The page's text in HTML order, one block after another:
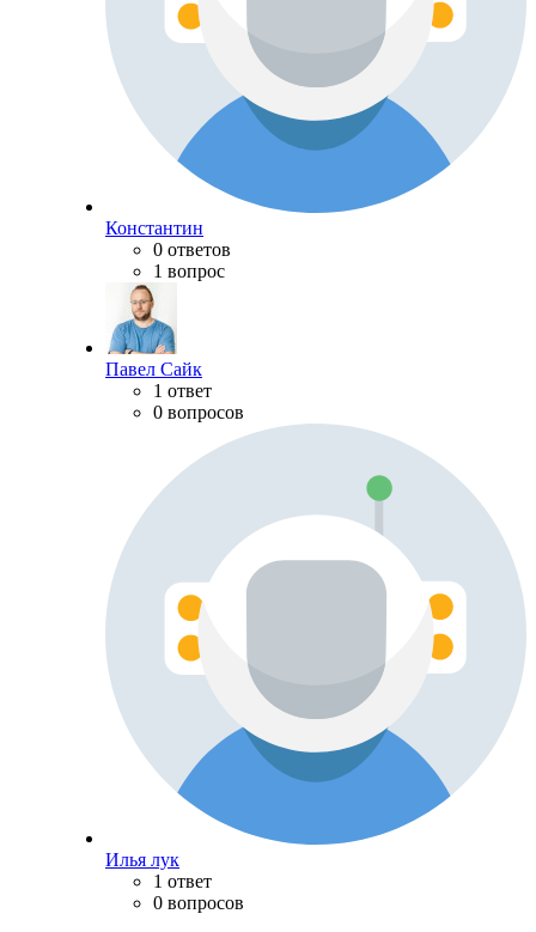
Константин
0 ответов
1 вопрос
Павел Сайк
1 ответ
0 вопросов
Илья лук
1 ответ
0 вопросов